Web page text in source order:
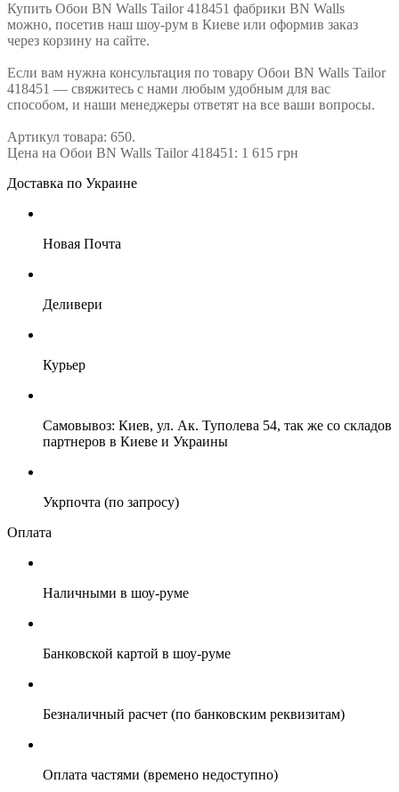
Купить Обои BN Walls Tailor 418451 фабрики BN Walls
можно, посетив наш шоу-рум в Киеве или оформив заказ
через корзину на сайте.
Если вам нужна консультация по товару Обои BN Walls Tailor
418451 — свяжитесь с нами любым удобным для вас
способом, и наши менеджеры ответят на все ваши вопросы.
Артикул товара: 650.
Цена на Обои BN Walls Tailor 418451: 1 615 грн
Доставка по Украине
Новая Почта
Деливери
Курьер
Самовывоз: Киев, ул. Ак. Туполева 54, так же со складов
партнеров в Киеве и Украины
Укрпочта (по запросу)
Оплата
Наличными в шоу-руме
Банковской картой в шоу-руме
Безналичный расчет (по банковским реквизитам)
Оплата частями (времено недоступно)